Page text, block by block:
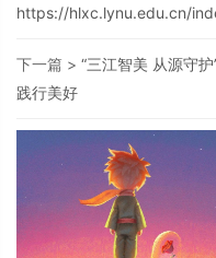
https://hlxc.lynu.edu.cn/
下一篇 > “三江智美 从源守
践行美好